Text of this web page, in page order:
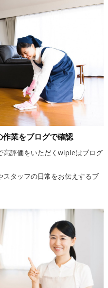
業をブログで確認
高評価をいただくwipleはブログ
タッフの日常をお伝えするブ